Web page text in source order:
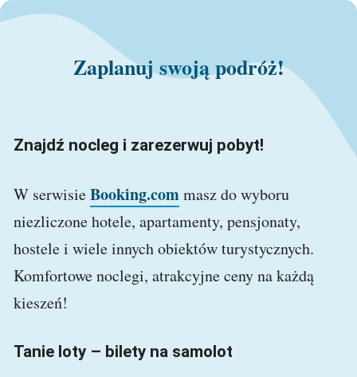
Zaplanuj swoją podróż!
Znajdź nocleg i zarezerwuj pobyt!
W serwisieBooking.commasz do wyboru
niezliczone hotele, apartamenty, pensjonaty,
hostele i wiele innych obiektów turystycznych.
Komfortowe noclegi, atrakcyjne ceny na każdą
kieszeń!
Tanie loty – bilety na samolot